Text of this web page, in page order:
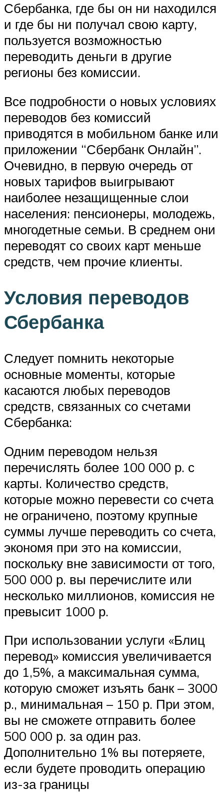
Сбербанка, где бы он ни находился
и где бы ни получал свою карту,
пользуется возможностью
переводить деньги в другие
регионы без комиссии.
Все подробности о новых условиях
переводов без комиссий
приводятся в мобильном банке или
приложении “Сбербанк Онлайн”.
Очевидно, в первую очередь от
новых тарифов выигрывают
наиболее незащищенные слои
населения: пенсионеры, молодежь,
многодетные семьи. В среднем они
переводят со своих карт меньше
средств, чем прочие клиенты.
Условия переводов
Сбербанка
Следует помнить некоторые
основные моменты, которые
касаются любых переводов
средств, связанных со счетами
Сбербанка:
Одним переводом нельзя
перечислять более 100 000 р. с
карты. Количество средств,
которые можно перевести со счета
не ограничено, поэтому крупные
суммы лучше переводить со счета,
экономя при это на комиссии,
поскольку вне зависимости от того,
500 000 р. вы перечислите или
несколько миллионов, комиссия не
превысит 1000 р.
При использовании услуги «Блиц
перевод» комиссия увеличивается
до 1,5%, а максимальная сумма,
которую сможет изъять банк – 3000
р., минимальная – 150 р. При этом,
вы не сможете отправить более
500 000 р. за один раз.
Дополнительно 1% вы потеряете,
если будете проводить операцию
из-за границы